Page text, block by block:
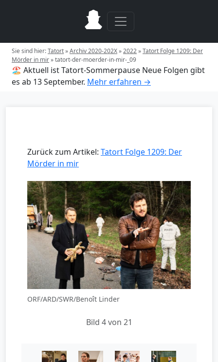
Sie sind hier:Tatort»Archiv 2020-202X»2022»Tatort Folge 1209: Der
Mörder in mir»tatort-der-moerder-in-mir-_09
🏖️ Aktuell ist Tatort-Sommerpause Neue Folgen gibt
es ab 13 September. Mehr erfahren →
Zurück zum Artikel: Tatort Folge 1209: Der
Mörder in mir
ORF/ARD/SWR/Benoît Linder
Bild 4 von 21